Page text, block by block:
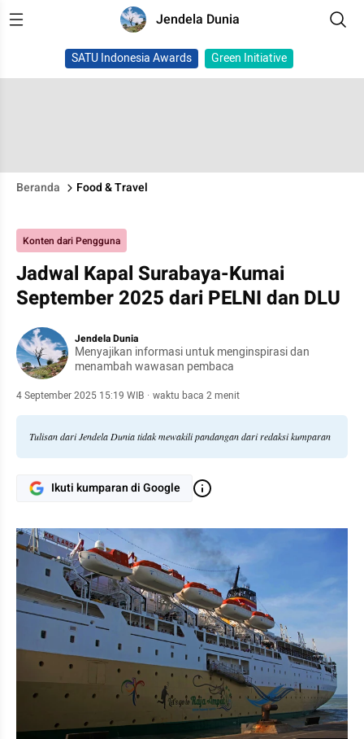
Jendela Dunia
SATU Indonesia Awards Green Initiative
Beranda Food & Travel
Konten dari Pengguna
Jadwal Kapal Surabaya-Kumai
September 2025 dari PELNI dan DLU
Jendela Dunia
Menyajikan informasi untuk menginspirasi dan
menambah wawasan pembaca
4 September 2025 15:19 WIB · waktu baca 2 menit
Tulisan dari Jendela Dunia tidak mewakili pandangan dari redaksi kumparan
Ikuti kumparan di Google